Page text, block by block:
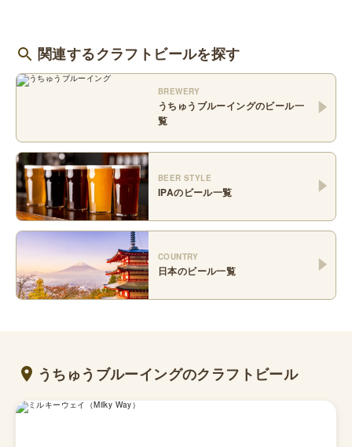
関連するクラフトビールを探す
BREWERY
うちゅうブルーイングのビール一
覧
BEER STYLE
IPAのビール一覧
COUNTRY
日本のビール一覧
うちゅうブルーイングのクラフトビール